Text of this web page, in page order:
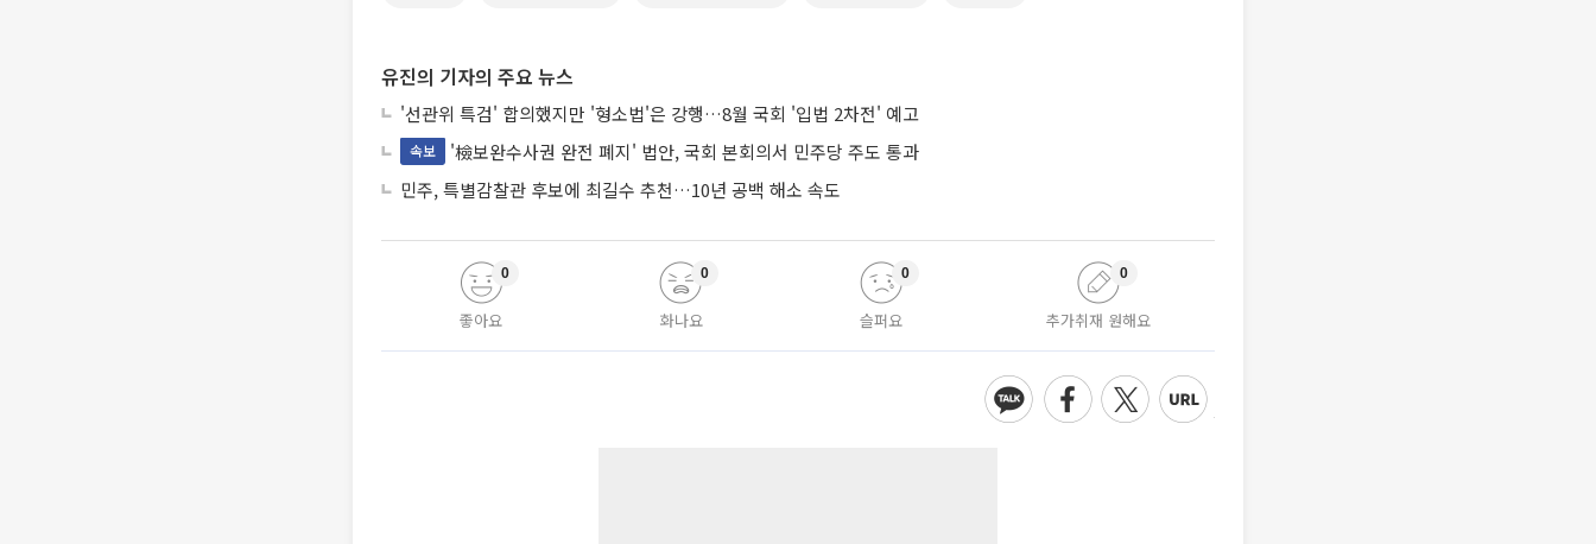
유진의 기자의 주요 뉴스
'선관위 특검' 합의했지만 '형소법'은 강행…8월 국회 '입법 2차전' 예고
속보
'檢보완수사권 완전 폐지' 법안, 국회 본회의서 민주당 주도 통과
민주, 특별감찰관 후보에 최길수 추천…10년 공백 해소 속도
좋아요
0
화나요
0
슬퍼요
0
추가취재 원해요
0